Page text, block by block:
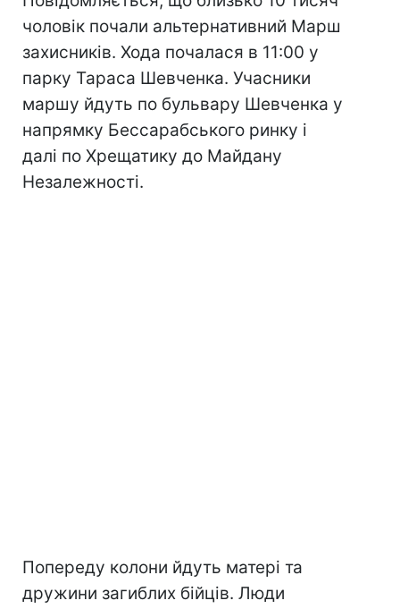
чоловік почали альтернативний Марш
захисників. Хода почалася в 11:00 у
парку Тараса Шевченка. Учасники
маршу йдуть по бульвару Шевченка у
напрямку Бессарабського ринку і
далі по Хрещатику до Майдану
Незалежності.
Попереду колони йдуть матері та
дружини загиблих бійців. Люди